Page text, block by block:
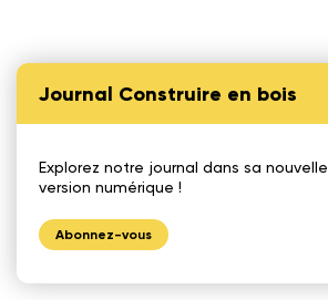
Journal Construire en bois
Explorez notre journal dans sa nouvelle
version numérique !
Abonnez-vous